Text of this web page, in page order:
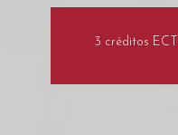
3 créditos